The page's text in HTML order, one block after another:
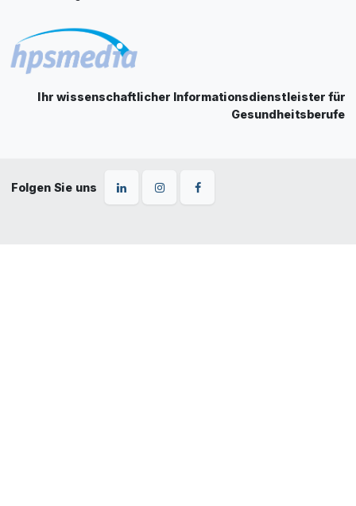
Ihr wissenschaftlicher Informationsdienstleister für
Gesundheitsberufe
Folgen Sie uns